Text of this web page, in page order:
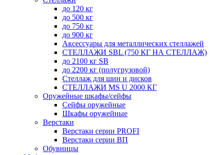
до 120 кг
до 500 кг
до 750 кг
до 900 кг
Аксессуары для металлических стеллажей
СТЕЛЛАЖИ SBL (750 КГ НА СТЕЛЛАЖ)
до 2100 кг SB
до 2200 кг (полугрузовой)
Стеллаж для шин и дисков
СТЕЛЛАЖИ MS U 2000 КГ
Оружейные шкафы/сейфы
Сейфы оружейные
Шкафы оружейные
Верстаки
Верстаки серии PROFI
Верстаки серии ВП
Обувницы